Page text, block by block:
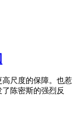
尺度的保障。也惹
陈密斯的强烈反